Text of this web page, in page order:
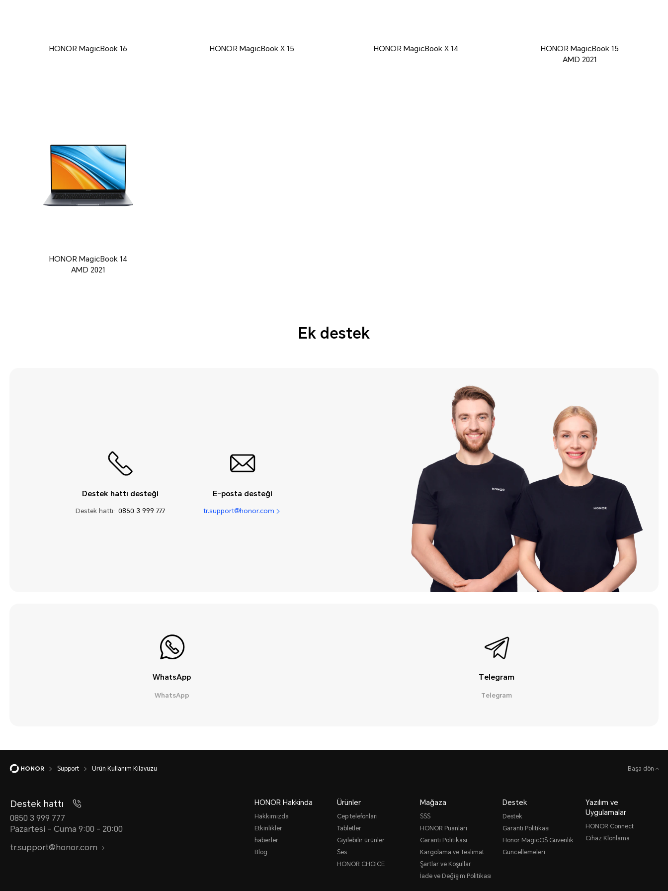
HONOR MagicBook 16 HONOR MagicBook X 15 HONOR MagicBook X 14
HONOR MagicBook 15
AMD 2021
HONOR MagicBook 14
AMD 2021
Ek destek
Destek hattı desteği
Destek hattı: 0850 3 999 777
E-posta desteği
tr.support@honor.com
WhatsApp
WhatsApp
Telegram
Telegram
Support Ürün Kullanım Kılavuzu Başa dön
Destek hattı
0850 3 999 777
Pazartesi – Cuma 9:00 - 20:00
tr.support@honor.com
HONOR Hakkinda
Hakkımızda
Etkinlikler
haberler
Blog
Ürünler
Cep telefonları
Tabletler
Giyilebilir ürünler
Ses
HONOR CHOICE
Mağaza
SSS
HONOR Puanları
Garanti Politikası
Kargolama ve Teslimat
Şartlar ve Koşullar
İade ve Değişim Politikası
Destek
Destek
Garanti Politikası
Honor MagicOS Güvenlik
Güncellemeleri
Yazılım ve
Uygulamalar
HONOR Connect
Cihaz Klonlama